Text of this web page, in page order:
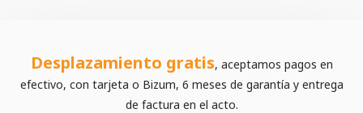
Desplazamiento gratis, aceptamos pagos en
efectivo, con tarjeta o Bizum, 6 meses de garantía y entrega
de factura en el acto.